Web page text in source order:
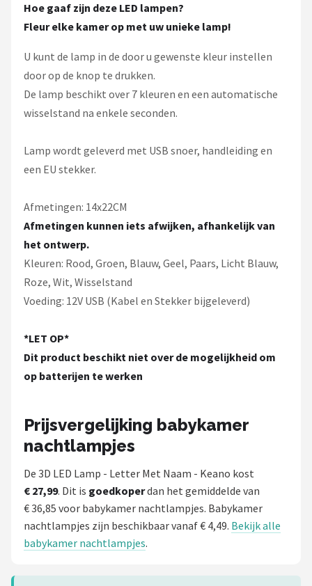
Hoe gaaf zijn deze LED lampen?
Fleur elke kamer op met uw unieke lamp!
U kunt de lamp in de door u gewenste kleur instellen
door op de knop te drukken.
De lamp beschikt over 7 kleuren en een automatische
wisselstand na enkele seconden.
Lamp wordt geleverd met USB snoer, handleiding en
een EU stekker.
Afmetingen: 14x22CM
Afmetingen kunnen iets afwijken, afhankelijk van
het ontwerp.
Kleuren: Rood, Groen, Blauw, Geel, Paars, Licht Blauw,
Roze, Wit, Wisselstand
Voeding: 12V USB (Kabel en Stekker bijgeleverd)
*LET OP*
Dit product beschikt niet over de mogelijkheid om
op batterijen te werken
Prijsvergelijking babykamer
nachtlampjes
De 3D LED Lamp - Letter Met Naam - Keano kost
€ 27,99. Dit is goedkoperdan het gemiddelde van
€ 36,85 voor babykamer nachtlampjes. Babykamer
nachtlampjes zijn beschikbaar vanaf € 4,49. Bekijk alle
babykamer nachtlampjes.